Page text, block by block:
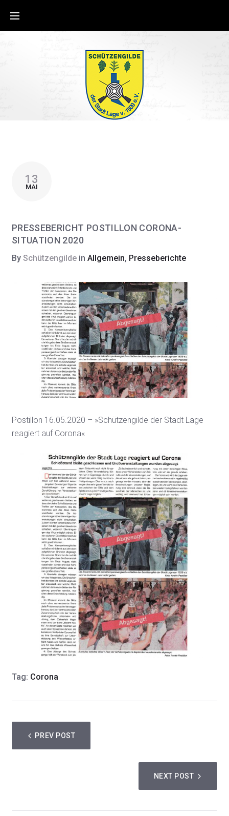
13
MAI
PRESSEBERICHT POSTILLON CORONA-
SITUATION 2020
By Schützengilde in Allgemein, Presseberichte
Postillon 16.05.2020 – »Schützengilde der Stadt Lage
reagiert auf Corona«
Tag: Corona
PREV POST
NEXT POST